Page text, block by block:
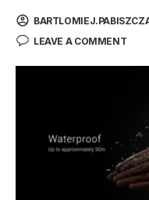
LEAVE A COMMENT